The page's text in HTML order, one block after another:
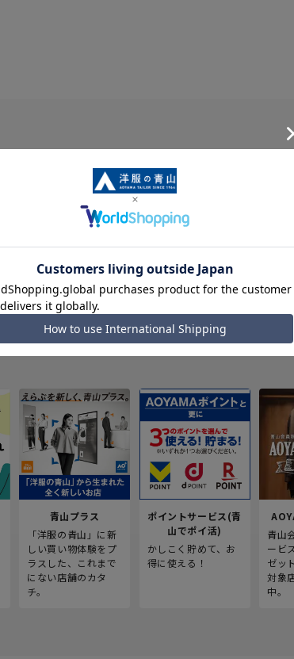
青山プラス
「洋服の青山」に新
しい買い物体験をプ
ラスした、これまで
にない店舗のカタ
チ。
ポイントサービス(青
山でポイ活)
かしこく貯めて、お
得に使える！
青山
ービ
ゼッ
対象
中。